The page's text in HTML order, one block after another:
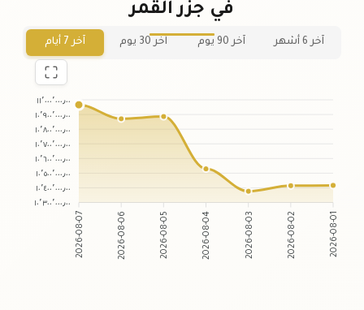
في جزر القمر
آخر 6 أشهر آخر 90 يوم آخر 30 يوم آخر 7 أيام
١١٬٠٠٠٬٠٠٠٫٠٠
١٠٬٩٠٠٬٠٠٠٫٠٠
١٠٬٨٠٠٬٠٠٠٫٠٠
١٠٬٧٠٠٬٠٠٠٫٠٠
١٠٬٦٠٠٬٠٠٠٫٠٠
١٠٬٥٠٠٬٠٠٠٫٠٠
١٠٬٤٠٠٬٠٠٠٫٠٠
١٠٬٣٠٠٬٠٠٠٫٠٠
2026-08-07 2026-08-06 2026-08-05 2026-08-04 2026-08-03 2026-08-02 2026-08-01